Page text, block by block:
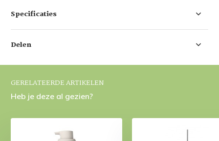
Specificaties
Delen
GERELATEERDE ARTIKELEN
Heb je deze al gezien?